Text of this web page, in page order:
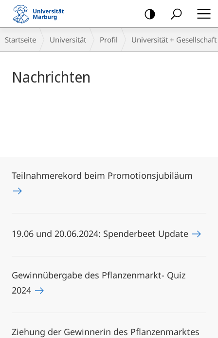
Mobile-
Navigation
Hauptinhalt
Breadcrumb-
Navigation
Startseite Universität Profil Universität + Gesellschaft
Nachrichten
Teilnahmerekord beim Promotionsjubiläum
19.06 und 20.06.2024: Spenderbeet Update
Gewinnübergabe des Pflanzenmarkt- Quiz
2024
Ziehung der Gewinnerin des Pflanzenmarktes